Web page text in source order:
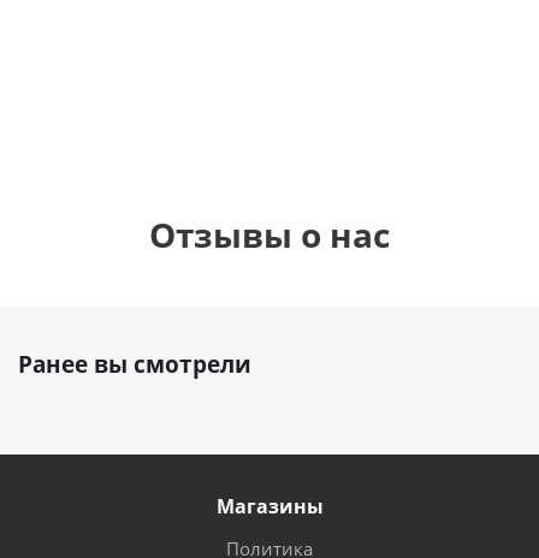
Отзывы о нас
Ранее вы смотрели
Магазины
Политика